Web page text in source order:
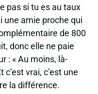
pas si tu es au taux
une amie proche qui
de 800
donc elle ne paie
: « Au moins, là-
c’est vrai, c’est une
la différence.